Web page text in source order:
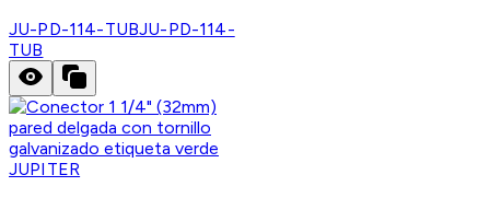
JU-PD-114-TUBJU-PD-114-
TUB
JUPITER